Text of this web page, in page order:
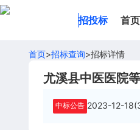
招投标 首页
首页>招标查询>招标详情
尤溪县中医医院
中标公告 2023-12-